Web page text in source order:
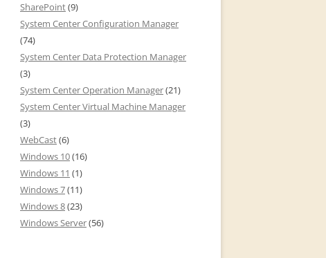
SharePoint(9)
System Center Configuration Manager
(74)
System Center Data Protection Manager
(3)
System Center Operation Manager(21)
System Center Virtual Machine Manager
(3)
WebCast(6)
Windows 10(16)
Windows 11 (1)
Windows 7(11)
Windows 8(23)
Windows Server(56)